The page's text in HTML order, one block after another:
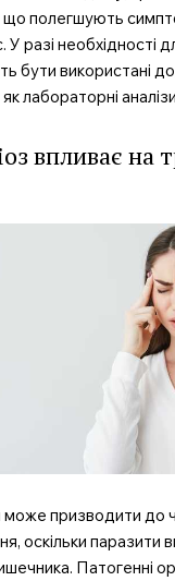
що полегшують
разі необхідності
бути використані
лабораторні
впливає на
призводити до
оскільки паразити
Патогенні